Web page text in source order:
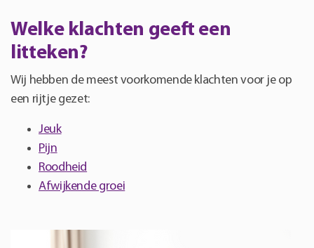
Welke klachten geeft een
litteken?
Wij hebben de meest voorkomende klachten voor je op
een rijtje gezet:
Jeuk
Pijn
Roodheid
Afwijkende groei